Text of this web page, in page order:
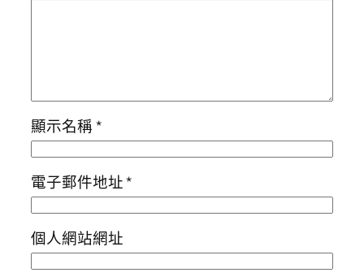
顯示名稱*
電子郵件地址*
個人網站網址